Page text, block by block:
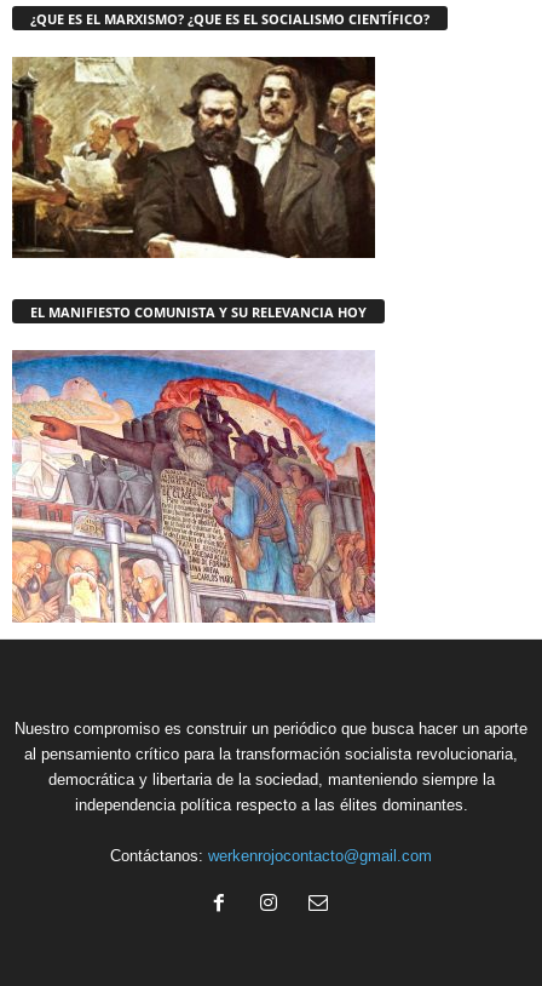
¿QUE ES EL MARXISMO? ¿QUE ES EL SOCIALISMO CIENTÍFICO?
EL MANIFIESTO COMUNISTA Y SU RELEVANCIA HOY
Nuestro compromiso es construir un periódico que busca hacer un aporte
al pensamiento crítico para la transformación socialista revolucionaria,
democrática y libertaria de la sociedad, manteniendo siempre la
independencia política respecto a las élites dominantes.
Contáctanos: werkenrojocontacto@gmail.com